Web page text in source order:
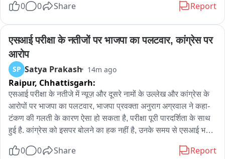
नागरिक '(UDAN) विजन के अनुरूप 'विकसित राजस्थान' में आधुनिक
0 0 Share Report
एसआई परीक्षा के नतीजों पर भाजपा का पलटवार, कांग्रेस पर
आरोप
SP Satya Prakash 14m ago
Raipur, Chhattisgarh:
एसआई परीक्षा के नतीजे में न्यूज़ और दूसरे नामों के उल्लेख और कांग्रेस के
आरोपों पर भाजपा का पलटवार, भाजपा प्रवक्ता अनुराग अग्रवाल ने कहा-
टंकण की गलती के कारण ऐसा हो सकता है, परीक्षा पूरी पारदर्शिता के साथ
हुई है. कांग्रेस को इसपर बोलने का हक नहीं है, उनके समय से एसआई भर्ती
घोटाला हुआ
0 0 Share Report